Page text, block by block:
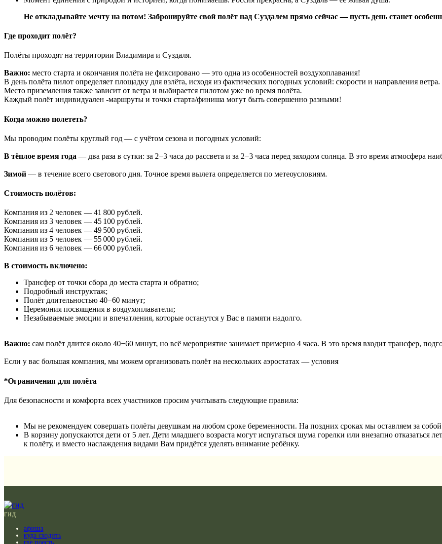
Не откладывайте мечту на потом! Забронируйте свой полёт над Суздалем прямо сейчас — пусть день станет
Где проходит полёт?
Полёты проходят на территории Владимира и Суздаля.
Важно: место старта и окончания полёта не фиксировано — это одна из особенностей воздухоплавания!
В день полёта пилот определяет площадку для взлёта, исходя из фактических погодных условий: скорости и направления ветра.
Место приземления также зависит от ветра и выбирается пилотом уже во время полёта.
Каждый полёт индивидуален -маршруты и точки старта/финиша могут быть совершенно разными!
Когда можно полететь?
Мы проводим полёты круглый год — с учётом сезона и погодных условий:
В тёплое время года — два раза в сутки: за 2−3 часа до рассвета и за 2−3 часа перед заходом солнца. В это время атмосфера
Зимой — в течение всего светового дня. Точное время вылета определяется по метеоусловиям.
Стоимость полётов:
Компания из 2 человек — 41 800 рублей.
Компания из 3 человек — 45 100 рублей.
Компания из 4 человек — 49 500 рублей.
Компания из 5 человек — 55 000 рублей.
Компания из 6 человек — 66 000 рублей.
В стоимость включено:
Трансфер от точки сбора до места старта и обратно;
Подробный инструктаж;
Полёт длительностью 40−60 минут;
Церемония посвящения в воздухоплаватели;
Незабываемые эмоции и впечатления, которые останутся у Вас в памяти надолго.
Важно: сам полёт длится около 40−60 минут, но всё мероприятие занимает примерно 4 часа. В это время входит трансфер,
Если у вас большая компания, мы можем организовать полёт на нескольких аэростатах — условия
*Ограничения для полёта
Для безопасности и комфорта всех участников просим учитывать следующие правила:
Мы не рекомендуем совершать полёты девушкам на любом сроке беременности. На поздних сроках мы оставляем за собой
В корзину допускаются дети от 5 лет. Дети младшего возраста могут испугаться шума горелки или внезапно отказаться
к полёту, и вместо наслаждения видами Вам придётся уделять внимание ребёнку.
гид
афиша
куда сходить
где поесть